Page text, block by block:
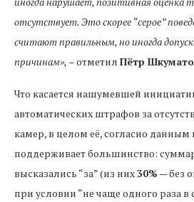
отсутствует. Это скорее “серое”
считают правильным, но иногда
причинам», – отметил Пётр
Что касается нашумевшей
автоматических штрафов за
камер, в целом её, согласно данным
поддерживает большинство:
высказались “за” (из них30% — без
при условии “не чаще одного раза в